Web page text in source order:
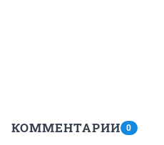
КОММЕНТАРИИ 0